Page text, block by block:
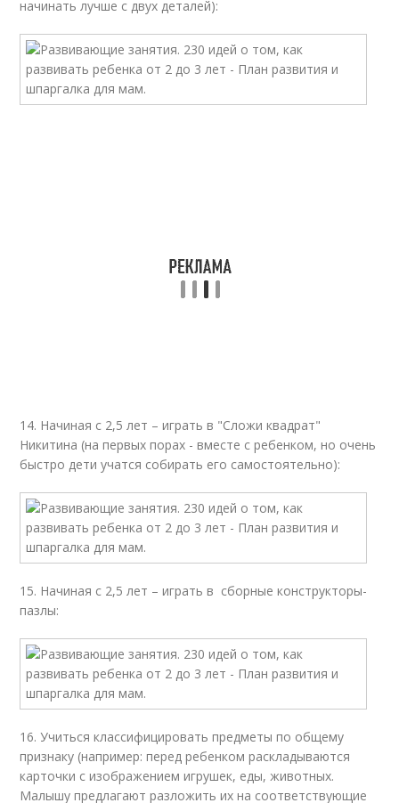
начинать лучше с двух деталей):
14. Начиная с 2,5 лет – играть в "Сложи квадрат"
Никитина (на первых порах - вместе с ребенком, но очень
быстро дети учатся собирать его самостоятельно):
15. Начиная с 2,5 лет – играть в сборные конструкторы-
пазлы:
16. Учиться классифицировать предметы по общему
признаку (например: перед ребенком раскладываются
карточки с изображением игрушек, еды, животных.
Малышу предлагают разложить их на соответствующие